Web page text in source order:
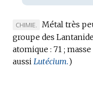
MARQUE
DE
DOMAINE
:
CHIMIE.
Métal très
groupe des
atomique : 71 ;
aussi Lutécium.)